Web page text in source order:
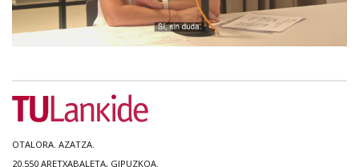
OTALORA. AZATZA.
20.550 ARETXABALETA, GIPUZKOA.